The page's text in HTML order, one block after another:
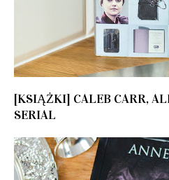
[KSIĄŻKI] CALEB CARR,
SERIAL